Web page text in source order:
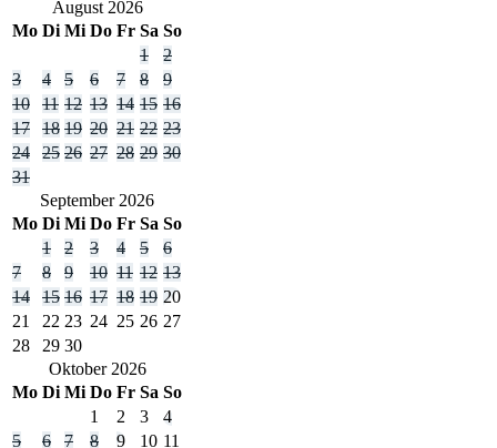
August 2026
Mo Di Mi Do Fr Sa So
1
2
3
4 5 6 7 8
9
10
11 12 13 14 15 16
17
18 19 20 21 22 23
24
25 26 27 28 29 30
31
September 2026
Mo Di Mi Do Fr Sa So
1
2 3 4 5
6
7
8 9 10 11 12 13
14
15 16 17 18 19 20
21
22 23 24 25 26 27
28
29 30
Oktober 2026
Mo Di Mi Do Fr Sa So
1
2 3
4
5
6 7 8 9 10 11